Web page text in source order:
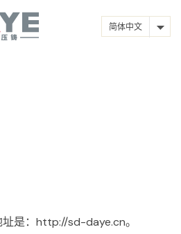
简体中文
是：http://sd-daye.cn。